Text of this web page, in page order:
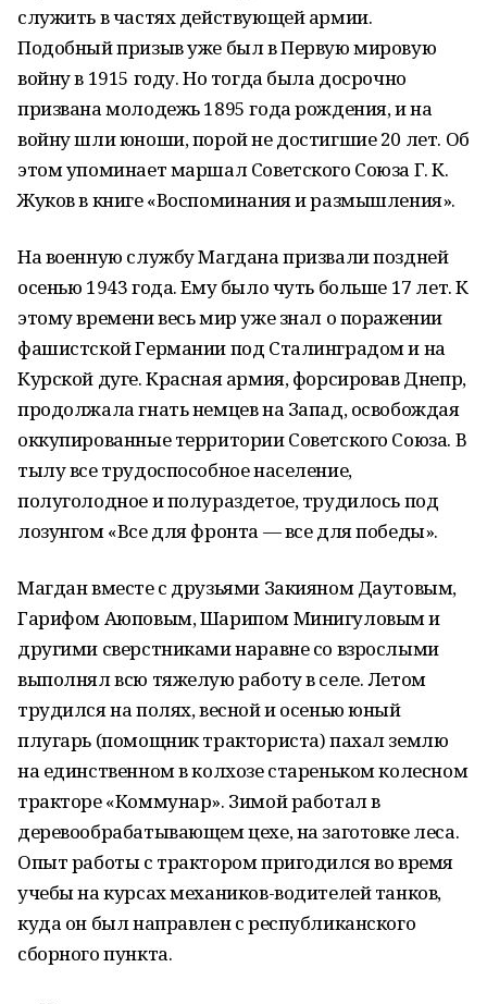
служить в частях действующей армии.
Подобный призыв уже был в Первую мировую
войну в 1915 году. Но тогда была досрочно
призвана молодежь 1895 года рождения, и на
войну шли юноши, порой не достигшие 20 лет. Об
этом упоминает маршал Советского Союза Г. К.
Жуков в книге «Воспоминания и размышления».
На военную службу Магдана призвали поздней
осенью 1943 года. Ему было чуть больше 17 лет. К
этому времени весь мир уже знал о поражении
фашистской Германии под Сталинградом и на
Курской дуге. Красная армия, форсировав Днепр,
продолжала гнать немцев на Запад, освобождая
оккупированные территории Советского Союза. В
тылу все трудоспособное население,
полуголодное и полураздетое, трудилось под
лозунгом «Все для фронта — все для победы».
Магдан вместе с друзьями Закияном Даутовым,
Гарифом Аюповым, Шарипом Минигуловым и
другими сверстниками наравне со взрослыми
выполнял всю тяжелую работу в селе. Летом
трудился на полях, весной и осенью юный
плугарь (помощник тракториста) пахал землю
на единственном в колхозе стареньком колесном
тракторе «Коммунар». Зимой работал в
деревообрабатывающем цехе, на заготовке леса.
Опыт работы с трактором пригодился во время
учебы на курсах механиков-водителей танков,
куда он был направлен с республиканского
сборного пункта.